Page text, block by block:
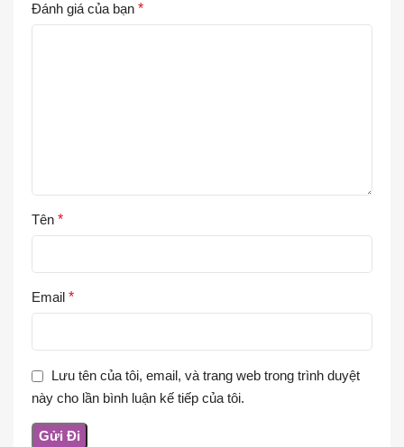
Đánh giá của bạn *
Tên *
Email *
Lưu tên của tôi, email, và trang web trong trình duyệt
này cho lần bình luận kế tiếp của tôi.